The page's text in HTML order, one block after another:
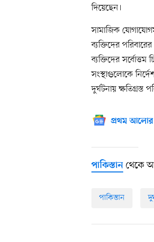
দিয়েছেন।
সামাজিক
ব্যক্তিদের
ব্যক্তিদের সর্বোত্তম
সংস্থাগুলোকে
দুর্ঘটনায় ক্ষতিগ্রস্ত
প্রথম
পাকিস্তান থেকে
পাকিস্তান